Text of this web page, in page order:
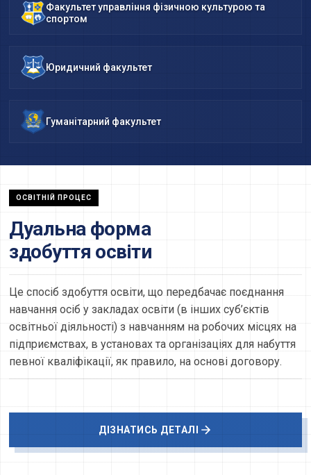
Факультет управління фізичною культурою та
спортом
Юридичний факультет
Гуманітарний факультет
Дуальна форма
здобуття освіти
Це спосіб здобуття освіти, що передбачає поєднання
навчання осіб у закладах освіти (в інших суб’єктів
освітньої діяльності) з навчанням на робочих місцях на
підприємствах, в установах та організаціях для набуття
певної кваліфікації, як правило, на основі договору.
ДІЗНАТИСЬ ДЕТАЛІ